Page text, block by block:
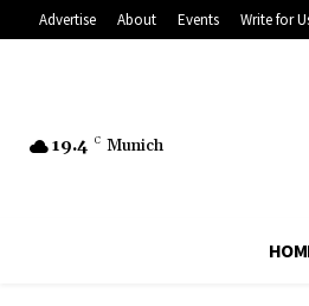
Advertise About Events Write for
19.4 C Munich